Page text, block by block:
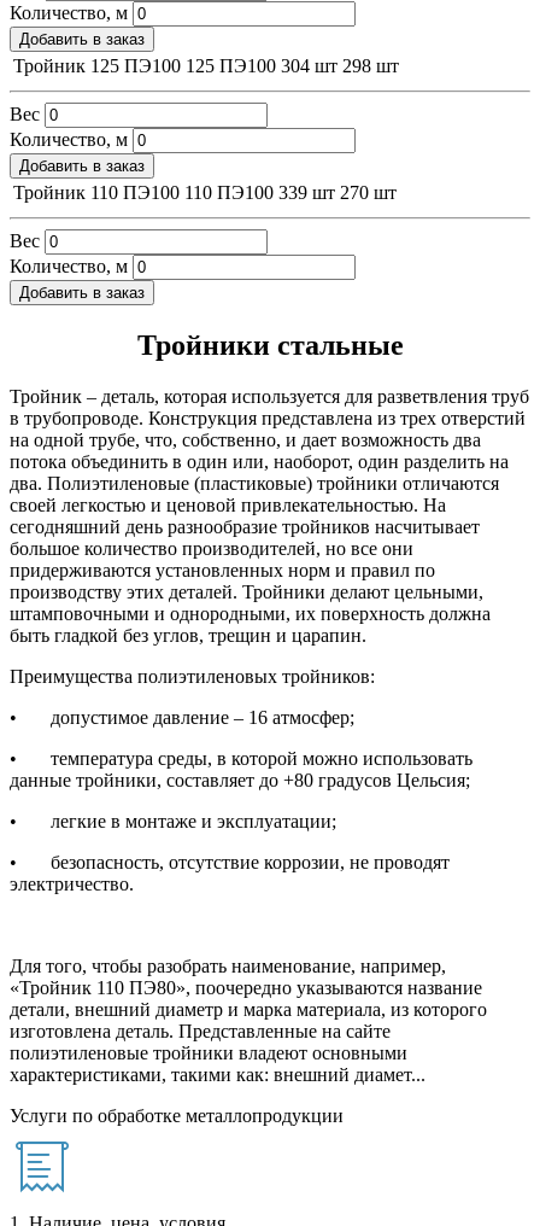
Количество, м
Добавить в заказ
Тройник 125 ПЭ100 125 ПЭ100 304 шт 298 шт
Вес
Количество, м
Добавить в заказ
Тройник 110 ПЭ100 110 ПЭ100 339 шт 270 шт
Вес
Количество, м
Добавить в заказ
Тройники стальные
Тройник – деталь, которая используется для разветвления труб
в трубопроводе. Конструкция представлена из трех отверстий
на одной трубе, что, собственно, и дает возможность два
потока объединить в один или, наоборот, один разделить на
два. Полиэтиленовые (пластиковые) тройники отличаются
своей легкостью и ценовой привлекательностью. На
сегодняшний день разнообразие тройников насчитывает
большое количество производителей, но все они
придерживаются установленных норм и правил по
производству этих деталей. Тройники делают цельными,
штамповочными и однородными, их поверхность должна
быть гладкой без углов, трещин и царапин.
Преимущества полиэтиленовых тройников:
• допустимое давление – 16 атмосфер;
• температура среды, в которой можно использовать
данные тройники, составляет до +80 градусов Цельсия;
• легкие в монтаже и эксплуатации;
• безопасность, отсутствие коррозии, не проводят
электричество.
Для того, чтобы разобрать наименование, например,
«Тройник 110 ПЭ80», поочередно указываются название
детали, внешний диаметр и марка материала, из которого
изготовлена деталь. Представленные на сайте
полиэтиленовые тройники владеют основными
характеристиками, такими как: внешний диамет...
Услуги по обработке металлопродукции